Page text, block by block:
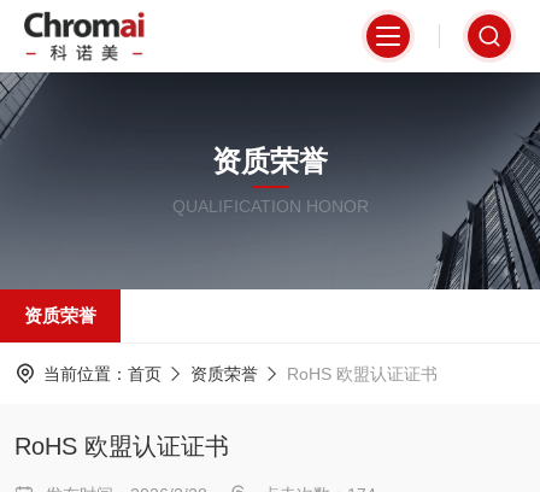
资质荣誉
QUALIFICATION HONOR
资质荣誉
当前位置： 首页 资质荣誉 RoHS 欧盟认证证书
RoHS 欧盟认证证书